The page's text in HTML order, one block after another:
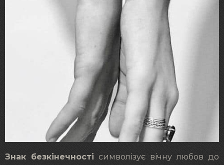
Знак безкінечності символізує вічну любов до